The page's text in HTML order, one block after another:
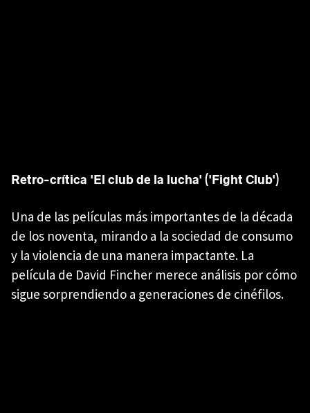
Retro-crítica 'El club de la lucha' ('Fight Club')
Una de las películas más importantes de la década
de los noventa, mirando a la sociedad de consumo
y la violencia de una manera impactante. La
película de David Fincher merece análisis por cómo
sigue sorprendiendo a generaciones de cinéfilos.